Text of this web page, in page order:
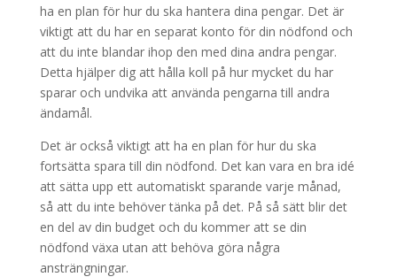
ha en plan för hur du ska hantera dina pengar. Det är
viktigt att du har en separat konto för din nödfond och
att du inte blandar ihop den med dina andra pengar.
Detta hjälper dig att hålla koll på hur mycket du har
sparar och undvika att använda pengarna till andra
ändamål.
Det är också viktigt att ha en plan för hur du ska
fortsätta spara till din nödfond. Det kan vara en bra idé
att sätta upp ett automatiskt sparande varje månad,
så att du inte behöver tänka på det. På så sätt blir det
en del av din budget och du kommer att se din
nödfond växa utan att behöva göra några
ansträngningar.